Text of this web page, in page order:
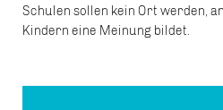
Schulen sollen kein Ort werden,
Kindern eine Meinung bildet.